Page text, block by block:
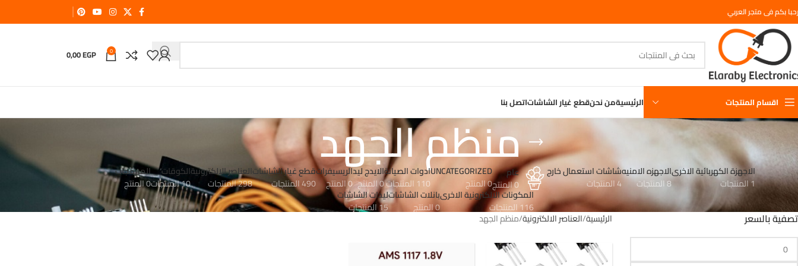
بكم فى متجر العربي
0
0,00EGP
اقسام المنتجات الرئيسيةمن نحنقطع غيار الشاشاتاتصل بنا
منظم الجهد
الاجهزة الكهربائية الاخرى
1 المنتجات
الاجهزه الامنيه
8 المنتجات
شاشات استعمال خارج
4 المنتجات
عام
0 المنتج
UNCATEGORIZED
0 المنتج
ادوات الصيانة
110 المنتجات
الايدج ليد
0 المنتج
الريسيفرات
0 المنتج
قطع غيار الشاشات
490 المنتجات
العناصر الالكترونية
298 المنتجات
الكوقات
10 المنتجات
المبرمجات
0 المنتج
المكونات الالكترونية الاخرى
116 المنتجات
بانلات الشاشات
0 المنتج
ليدات الشاشات
15 المنتجات
تصفية بالسعر الرئيسية العناصر الالكترونية منظم الجهد